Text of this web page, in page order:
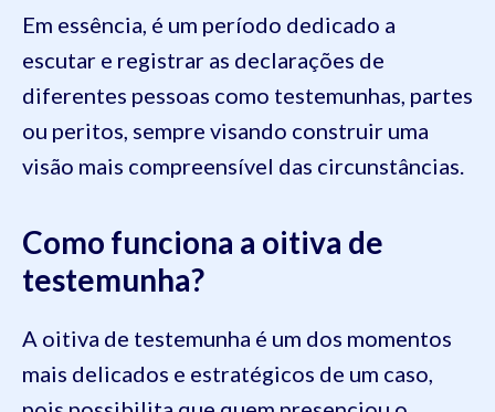
Em essência, é um período dedicado a
escutar e registrar as declarações de
diferentes pessoas como testemunhas, partes
ou peritos, sempre visando construir uma
visão mais compreensível das circunstâncias.
Como funciona a oitiva de
testemunha?
A oitiva de testemunha é um dos momentos
mais delicados e estratégicos de um caso,